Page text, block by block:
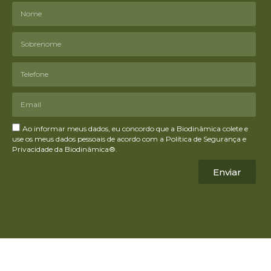
Ao informar meus dados, eu concordo que a Biodinâmica colete e
use os meus dados pessoais de acordo com a Política de Segurança e
Privacidade da Biodinâmica®.
Enviar